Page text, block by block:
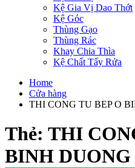
Kệ Gia Vị Dao Thớt
Kệ Góc
Thùng Gạo
Thùng Rác
Khay Chia Thìa
Kệ Chất Tẩy Rửa
Home
Cửa hàng
THI CONG TU BEP O
Thẻ: THI
BINH DUONG